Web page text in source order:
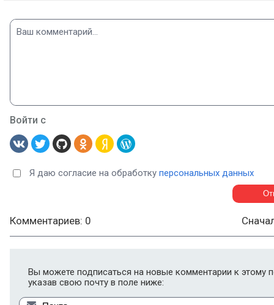
Войти с
Я даю согласие на обработку персональных данных
Комментариев: 0
Вы можете подписаться на новые комментарии к этому
указав свою почту в поле ниже: